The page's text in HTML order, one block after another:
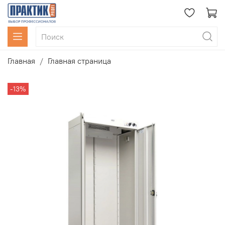
Главная Главная страница
-13%